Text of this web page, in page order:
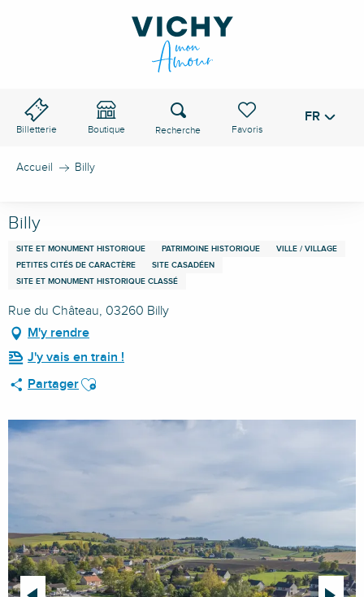
Billetterie Boutique
Voir les favoris
Recherche FR
Accueil Billy
Billy
SITE ET MONUMENT HISTORIQUE PATRIMOINE HISTORIQUE
VILLE / VILLAGE
PETITES CITÉS DE CARACTÈRE
SITE CASADÉEN
SITE ET MONUMENT HISTORIQUE CLASSÉ
Rue du Château, 03260 Billy
M'y rendre
J'y vais en train !
PartagerAjouter aux favoris